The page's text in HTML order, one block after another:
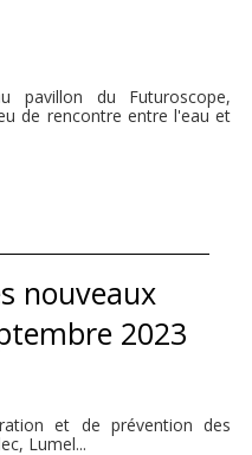
pavillon du Futuroscope,
de rencontre entre l'eau et
nouveaux
2023
et de prévention des
Lumel...